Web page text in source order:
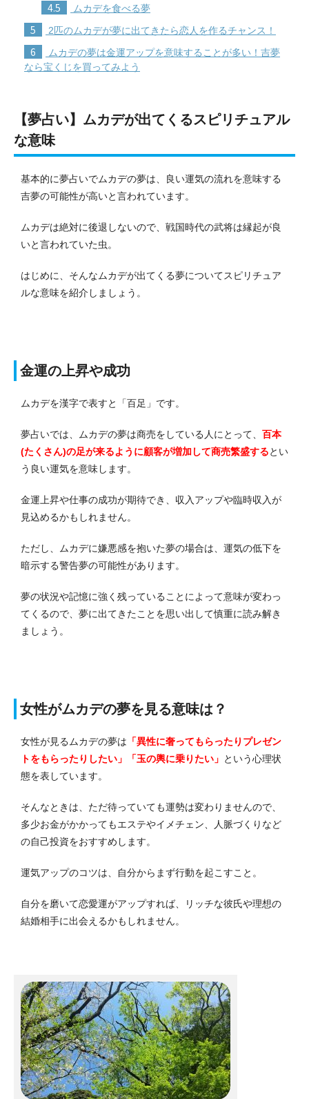
4.5 ムカデを食べる夢
5 2匹のムカデが夢に出てきたら恋人を作るチャンス！
6
ムカデの夢は金運アップを意味することが多い！吉夢
なら宝くじを買ってみよう
【夢占い】ムカデが出てくるスピリチュアル
な意味
基本的に夢占いでムカデの夢は、良い運気の流れを意味する
吉夢の可能性が高いと言われています。
ムカデは絶対に後退しないので、戦国時代の武将は縁起が良
いと言われていた虫。
はじめに、そんなムカデが出てくる夢についてスピリチュア
ルな意味を紹介しましょう。
金運の上昇や成功
ムカデを漢字で表すと「百足」です。
夢占いでは、ムカデの夢は商売をしている人にとって、 百本
(たくさん)の足が来るように顧客が増加して商売繁盛するとい
う良い運気を意味します。
金運上昇や仕事の成功が期待でき、収入アップや臨時収入が
見込めるかもしれません。
ただし、ムカデに嫌悪感を抱いた夢の場合は、運気の低下を
暗示する警告夢の可能性があります。
夢の状況や記憶に強く残っていることによって意味が変わっ
てくるので、夢に出てきたことを思い出して慎重に読み解き
ましょう。
女性がムカデの夢を見る意味は？
女性が見るムカデの夢は 「異性に奢ってもらったりプレゼン
トをもらったりしたい」「玉の輿に乗りたい」 という心理状
態を表しています。
そんなときは、ただ待っていても運勢は変わりませんので、
多少お金がかかってもエステやイメチェン、人脈づくりなど
の自己投資をおすすめします。
運気アップのコツは、自分からまず行動を起こすこと。
自分を磨いて恋愛運がアップすれば、リッチな彼氏や理想の
結婚相手に出会えるかもしれません。